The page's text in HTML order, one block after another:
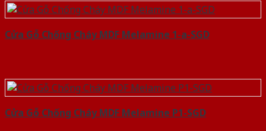
Cửa Gỗ Chống Cháy MDF Melamine 1-a-SGD
Cửa Gỗ Chống Cháy MDF Melamine P1-SGD